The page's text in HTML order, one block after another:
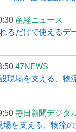
産経ニュース
るだけで使えるデ
47NEWS
現場を支える、物
毎日新聞デジタ
場を支える、物流の